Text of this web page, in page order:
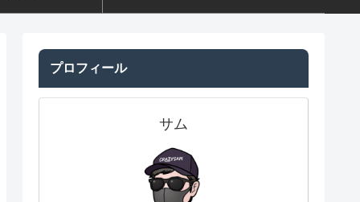
プロフィール
サム